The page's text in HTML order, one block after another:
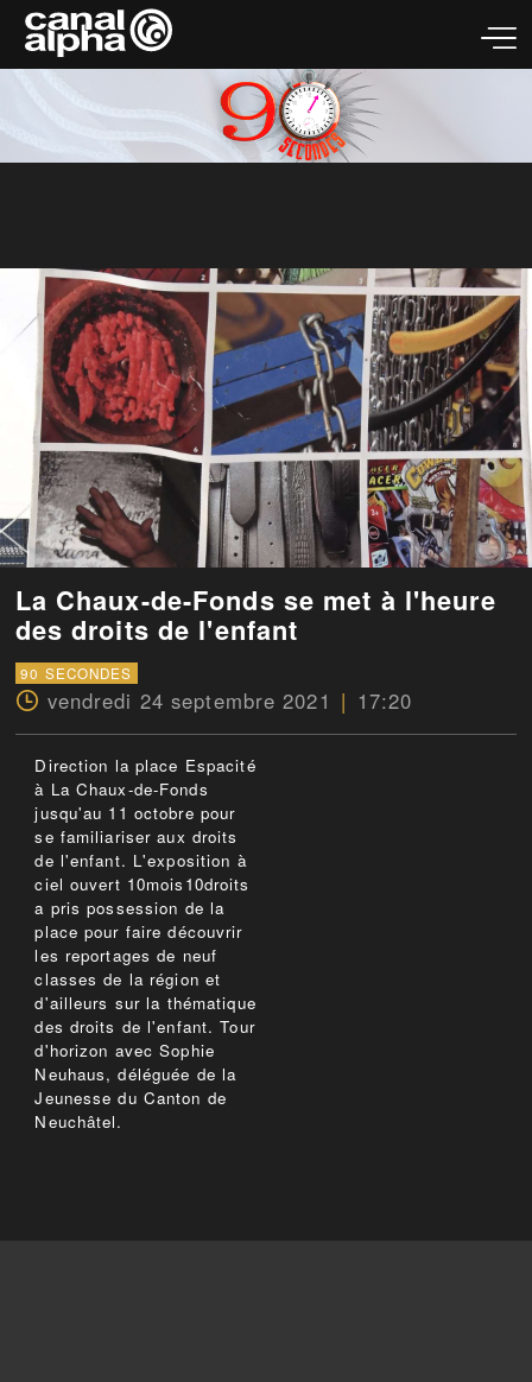
La Chaux-de-Fonds se met à l'heure
des droits de l'enfant
90 SECONDES
vendredi 24 septembre 2021 17:20
Direction la place Espacité
à La Chaux-de-Fonds
jusqu'au 11 octobre pour
se familiariser aux droits
de l'enfant. L'exposition à
ciel ouvert 10mois10droits
a pris possession de la
place pour faire découvrir
les reportages de neuf
classes de la région et
d'ailleurs sur la thématique
des droits de l'enfant. Tour
d'horizon avec Sophie
Neuhaus, déléguée de la
Jeunesse du Canton de
Neuchâtel.